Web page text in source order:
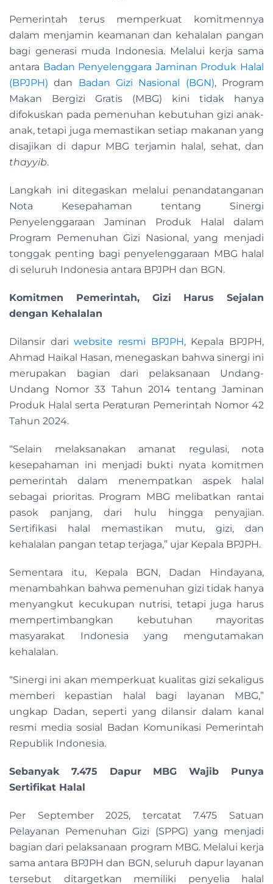
Pemerintah terus memperkuat komitmennya
dalam menjamin keamanan dan kehalalan pangan
bagi generasi muda Indonesia. Melalui kerja sama
antara Badan Penyelenggara Jaminan Produk Halal
(BPJPH) dan Badan Gizi Nasional (BGN), Program
Makan Bergizi Gratis (MBG) kini tidak hanya
difokuskan pada pemenuhan kebutuhan gizi anak-
anak, tetapi juga memastikan setiap makanan yang
disajikan di dapur MBG terjamin halal, sehat, dan
thayyib.
Langkah ini ditegaskan melalui penandatanganan
Nota Kesepahaman tentang Sinergi
Penyelenggaraan Jaminan Produk Halal dalam
Program Pemenuhan Gizi Nasional, yang menjadi
tonggak penting bagi penyelenggaraan MBG halal
di seluruh Indonesia antara BPJPH dan BGN.
Komitmen Pemerintah, Gizi Harus Sejalan
dengan Kehalalan
Dilansir dariwebsite resmi BPJPH, Kepala BPJPH,
Ahmad Haikal Hasan, menegaskan bahwa sinergi ini
merupakan bagian dari pelaksanaan Undang-
Undang Nomor 33 Tahun 2014 tentang Jaminan
Produk Halal serta Peraturan Pemerintah Nomor 42
Tahun 2024.
“Selain melaksanakan amanat regulasi, nota
kesepahaman ini menjadi bukti nyata komitmen
pemerintah dalam menempatkan aspek halal
sebagai prioritas. Program MBG melibatkan rantai
pasok panjang, dari hulu hingga penyajian.
Sertifikasi halal memastikan mutu, gizi, dan
kehalalan pangan tetap terjaga,” ujar Kepala BPJPH.
Sementara itu, Kepala BGN, Dadan Hindayana,
menambahkan bahwa pemenuhan gizi tidak hanya
menyangkut kecukupan nutrisi, tetapi juga harus
mempertimbangkan kebutuhan mayoritas
masyarakat Indonesia yang mengutamakan
kehalalan.
“Sinergi ini akan memperkuat kualitas gizi sekaligus
memberi kepastian halal bagi layanan MBG,”
ungkap Dadan, seperti yang dilansir dalam kanal
resmi media sosial Badan Komunikasi Pemerintah
Republik Indonesia.
Sebanyak 7.475 Dapur MBG Wajib Punya
Sertifikat Halal
Per September 2025, tercatat 7.475 Satuan
Pelayanan Pemenuhan Gizi (SPPG) yang menjadi
bagian dari pelaksanaan program MBG. Melalui kerja
sama antara BPJPH dan BGN, seluruh dapur layanan
tersebut ditargetkan memiliki penyelia halal